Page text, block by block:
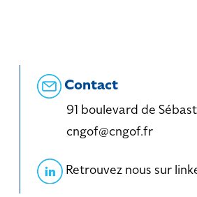
Contact
91 boulevard de
cngof@cngof.fr
Retrouvez nous sur